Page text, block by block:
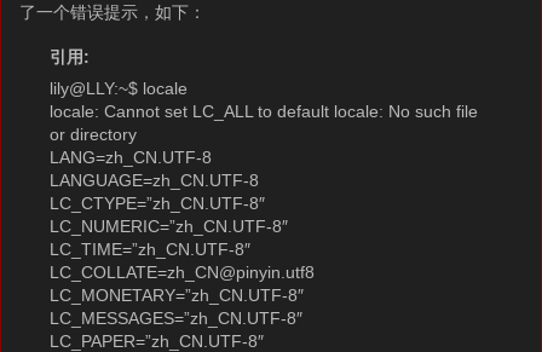
了一个错误提示，如下：
引用:
lily@LLY:~$ locale
locale: Cannot set LC_ALL to default locale: No such file
or directory
LANG=zh_CN.UTF-8
LANGUAGE=zh_CN.UTF-8
LC_CTYPE=”zh_CN.UTF-8″
LC_NUMERIC=”zh_CN.UTF-8″
LC_TIME=”zh_CN.UTF-8″
LC_COLLATE=zh_CN@pinyin.utf8
LC_MONETARY=”zh_CN.UTF-8″
LC_MESSAGES=”zh_CN.UTF-8″
LC_PAPER=”zh_CN.UTF-8″